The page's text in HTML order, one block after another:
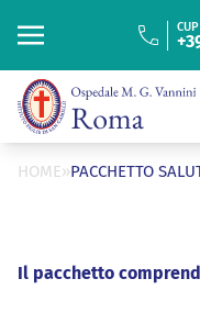
Cerca
HOME»PACCHETTO
Il pacchetto